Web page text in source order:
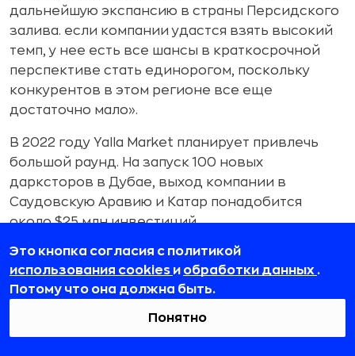
дальнейшую экспансию в страны Персидского
залива. если компании удастся взять высокий
темп, у нее есть все шансы в краткосрочной
перспективе стать единорогом, поскольку
конкурентов в этом регионе все еще
достаточно мало».
В 2022 году Yalla Market планирует привлечь
большой раунд. На запуск 100 новых
дарксторов в Дубае, выход компании в
Саудовскую Аравию и Катар понадобится
около $25 млн инвестиций.
Серьезные игрушки
Студия Donut Labпривлекла$2,3 млн. В числе
инвесторов — Joint Journey Сергея Дашкова,
Сергей Коваленко (основатель Braavo) и
Это кнопка согласия с политикой
использования cookies и обработки данных .
Потому что она должна быть.
Понятно